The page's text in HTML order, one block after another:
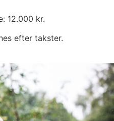
12.000 kr.
efter takster.